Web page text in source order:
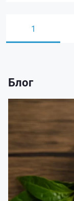
1
Блог